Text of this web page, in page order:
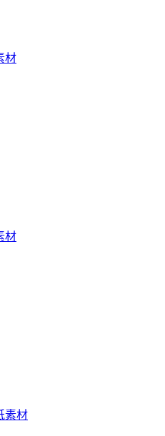
材
材
素材